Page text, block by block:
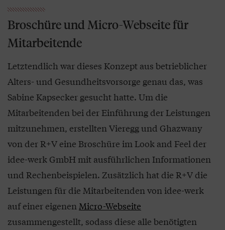
Broschüre und Micro-Webseite für
Mitarbeitende
Letztendlich war dieses Konzept aus betrieblicher
Alters- und Gesundheitsvorsorge genau das, was
Sabine Kapsecker gesucht hatte. Um die
Mitarbeitenden bei der Einführung der Leistungen
mitzunehmen, erstellten Vieregg und Ghazwany
von der R+V eine Broschüre im Look and Feel der
idee-werk GmbH mit ausführlichen Informationen
und Rechenbeispielen. Zusätzlich hat die R+V die
Leistungen für die Mitarbeitenden von idee-werk
auf einer eigenenMicro-Webseite
zusammengestellt, sodass diese alle benötigten